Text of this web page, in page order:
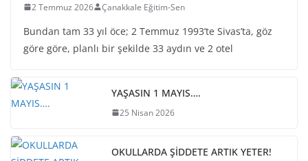
2 Temmuz 2026 Çanakkale Eğitim-Sen
Bundan tam 33 yıl öce; 2 Temmuz 1993’te Sivas’ta, göz
göre göre, planlı bir şekilde 33 aydın ve 2 otel
YAŞASIN 1 MAYIS….
25 Nisan 2026
OKULLARDA ŞİDDETE ARTIK YETER!